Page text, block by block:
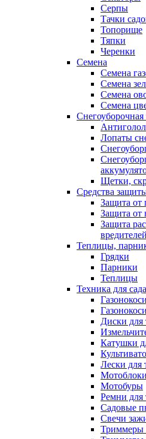
Серпы
Тачки
Топорище
Тяпки
Черенки
Семена
Семена
Семена
Семена
Семена
Лопаты
Щетки,
Средства
Защита от
Защита от
Защита
вредителей
Теплицы,
Грядки
Парники
Теплицы
Техника для сада
Диски для
Катушки
Лески для
Мотоблоки
Мотобуры
Ремни для
Садовые
Свечи
Триммеры